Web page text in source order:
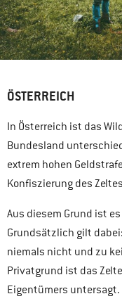
ÖSTERREICH
In Österreich ist das
Bundesland
extrem hohen
Konfiszierung des
Aus diesem Grund ist
Grundsätzlich gilt
niemals nicht und zu
Privatgrund ist das
Eigentümers untersagt.